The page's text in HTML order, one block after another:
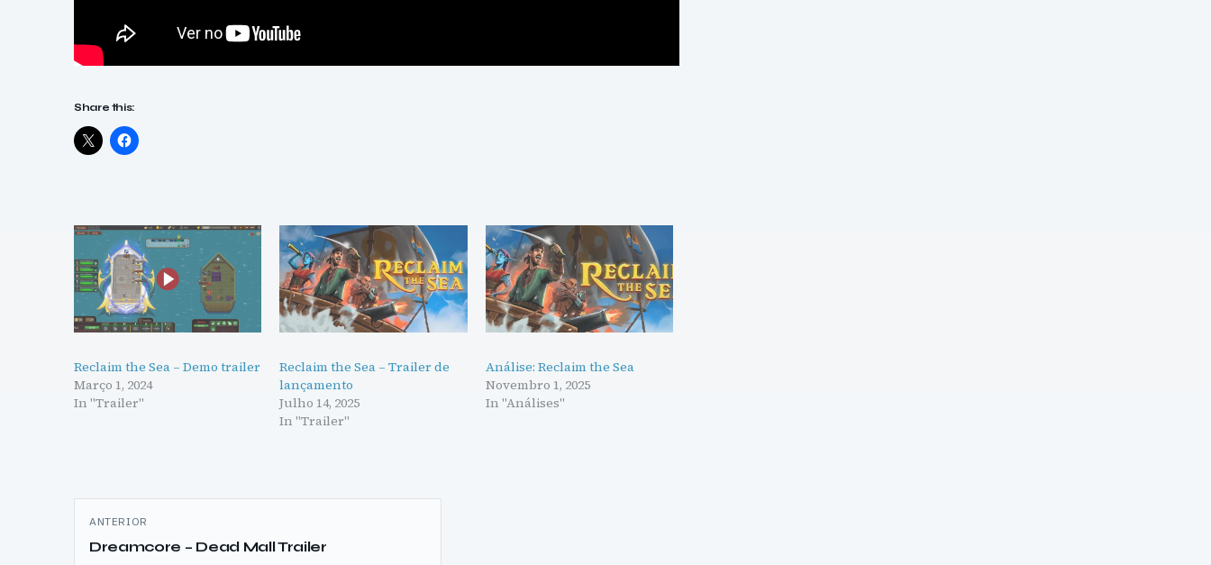
Share this:
Reclaim the Sea – Demo trailer
Março 1, 2024
In "Trailer"
Reclaim the Sea – Trailer de
lançamento
Julho 14, 2025
In "Trailer"
Análise: Reclaim the Sea
Novembro 1, 2025
In "Análises"
Navegação
de
ANTERIOR
Dreamcore – Dead Mall Trailer